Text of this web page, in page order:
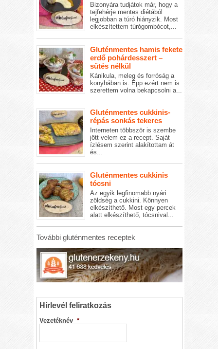
Bizonyára tudjátok már, hogy a
tejfehérje mentes diétából
legjobban a túró hiányzik. Most
elkészítettem túrógombócot,...
Gluténmentes hamis fekete
erdő pohárdesszert –
sütés nélkül
Kánikula, meleg és forróság a
konyhában is. Épp ezért nem is
szerettem volna bekapcsolni a...
Gluténmentes cukkinis-
répás sonkás tekercs
Interneten többször is szembe
jött velem ez a recept. Saját
ízlésem szerint alakítottam át
és...
Gluténmentes cukkinis
tócsni
Az egyik legfinomabb nyári
zöldség a cukkini. Könnyen
elkészíthető. Most egy percek
alatt elkészíthető, tócsnival...
További gluténmentes receptek
Hírlevél feliratkozás
Vezetéknév *